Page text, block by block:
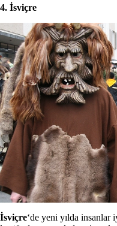
4. İsviçre
İsviçre‘de yeni yılda insanlar